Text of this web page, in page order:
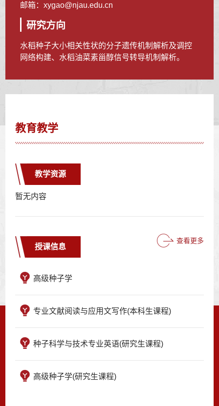
邮箱：xygao@njau.edu.cn
研究方向
水稻种子大小相关性状的分子遗传机制解析及调控
网络构建、水稻油菜素甾醇信号转导机制解析。
教育教学
教学资源
暂无内容
授课信息
查看更多
高级种子学
专业文献阅读与应用文写作(本科生课程)
种子科学与技术专业英语(研究生课程)
高级种子学(研究生课程)